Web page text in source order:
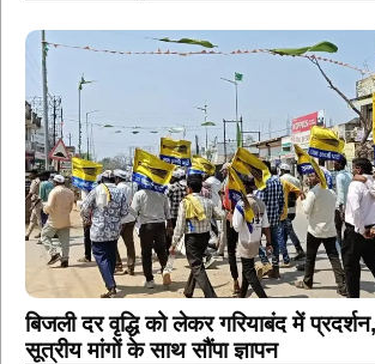
बिजली दर वृद्धि को लेकर गरियाबंद में
सूत्रीय मांगों के साथ सौंपा ज्ञापन